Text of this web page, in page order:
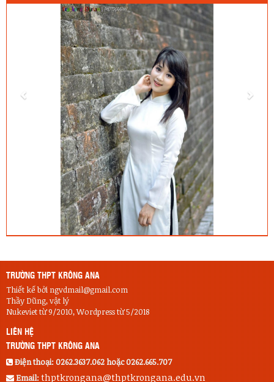
TRƯỜNG THPT KRÔNG ANA
Thiết kế bởi ngvdmail@gmail.com
Thầy Dũng, vật lý
Nukeviet từ 9/2010, Wordpress từ 5/2018
LIÊN HỆ
TRƯỜNG THPT KRÔNG ANA
Điện thoại:0262.3637.062 hoặc 0262.665.707
Email:thptkrongana@thptkrongana.edu.vn